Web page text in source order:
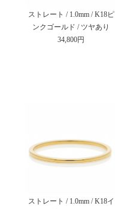
ストレート / 1.0mm / K18ピ
ンクゴールド / ツヤあり
34,800円
ストレート / 1.0mm / K18イ